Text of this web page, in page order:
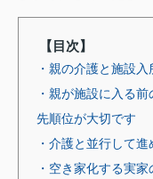
【目次】
・親の介護と施設
・親が施設に入る
先順位が大切です
・介護と並行して
・空き家化する実